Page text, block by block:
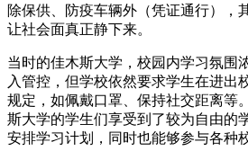
除保供、防疫车辆外（凭证通行），
让社会面真正静下来。
当时的佳木斯大学，校园内学习氛围
入管控，但学校依然要求学生在进出
规定，如佩戴口罩、保持社交距离等
斯大学的学生们享受到了较为自由的
安排学习计划，同时也能够参与各种